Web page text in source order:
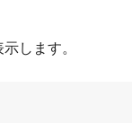
します。